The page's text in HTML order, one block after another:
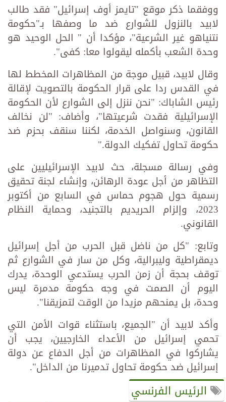
ووفقما ذكر موقع "تايمز أوف إسرائيل" فقد طالب
لابيد بالنزول للشوارع ضد ما وصفها بـ"حكومة
نتنياهو غير الشرعية"، مؤكدا أن " الحل الوحيد هو
وحدة الشعب بأكمله ليقولوا معا: كفى".
وقال لابيد، قبيل موجة من المظاهرات المخطط لها
في القدس ردا على قرار الحكومة بالتصويت لإقالة
رئيس الشاباك: "نحن ننزل إلى الشوارع لأن الحكومة
الإسرائيلية فقدت شرعيتها"، وأضاف: "لن نخالف
القانون، وسنواصل الخدمة، لكننا سنقف بحزم ضد
حكومة تحاول تفكيك الدولة."
وفي رسالة مسجلة، حث لابيد الإسرائيليين على
التظاهر من أجل عودة الرهائن، وإنشاء لجنة تحقيق
رسمية حول هجوم حماس في السابع من أكتوبر
2023، وإلزام الحريديم بالتجنيد، وحماية النظام
القانوني.
وتابع: "كل من ناضل قبل الحرب من أجل إسرائيل
ديمقراطية وليبرالية، وكل من سار في الشوارع ثم
توقف بحجة أن زمن الحرب يستدعي الوحدة، يدرك
اليوم أن الصمت في وجه حكومة مدمرة ليس
وحدة، بل يمنحهم مزيدا من الوقت لتمزيقنا".
وأكد لابيد أن "الجميع، باستثناء قوات الأمن التي
تحمي إسرائيل من الأعداء الخارجيين، يجب أن
يشاركوا في المظاهرات من أجل الدفاع عن دولة
إسرائيل ضد حكومة تحاول تدميرنا من الداخل".
الرئيس الفرنسي